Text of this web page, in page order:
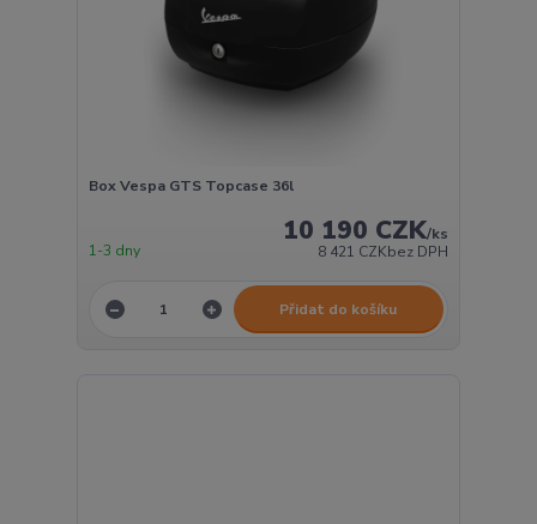
Box Vespa GTS Topcase 36l
10 190 CZK/ks
8 421 CZKbez DPH
1-3 dny
Přidat do košíku